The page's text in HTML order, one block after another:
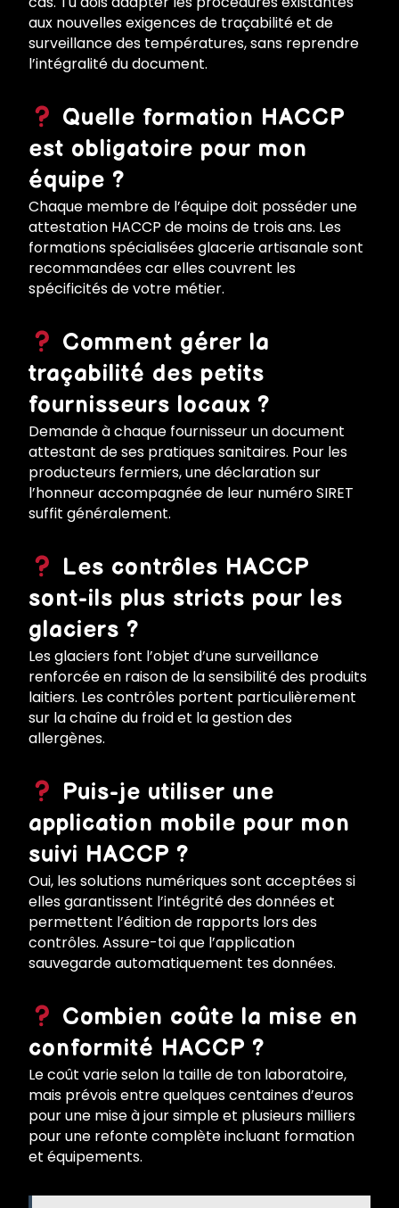
aux nouvelles exigences de traçabilité et de
surveillance des températures, sans reprendre
l’intégralité du document.
Quelle formation HACCP
est obligatoire pour mon
équipe ?
Chaque membre de l’équipe doit posséder une
attestation HACCP de moins de trois ans. Les
formations spécialisées glacerie artisanale sont
recommandées car elles couvrent les
spécificités de votre métier.
Comment gérer la
traçabilité des petits
fournisseurs locaux ?
Demande à chaque fournisseur un document
attestant de ses pratiques sanitaires. Pour les
producteurs fermiers, une déclaration sur
l’honneur accompagnée de leur numéro SIRET
suffit généralement.
Les contrôles HACCP
sont-ils plus stricts pour les
glaciers ?
Les glaciers font l’objet d’une surveillance
renforcée en raison de la sensibilité des produits
laitiers. Les contrôles portent particulièrement
sur la chaîne du froid et la gestion des
allergènes.
Puis-je utiliser une
application mobile pour mon
suivi HACCP ?
Oui, les solutions numériques sont acceptées si
elles garantissent l’intégrité des données et
permettent l’édition de rapports lors des
contrôles. Assure-toi que l’application
sauvegarde automatiquement tes données.
Combien coûte la mise en
conformité HACCP ?
Le coût varie selon la taille de ton laboratoire,
mais prévois entre quelques centaines d’euros
pour une mise à jour simple et plusieurs milliers
pour une refonte complète incluant formation
et équipements.